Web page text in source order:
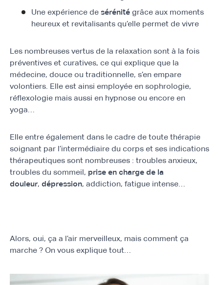
Une expérience de sérénité grâce aux moments
heureux et revitalisants qu’elle permet de vivre
Les nombreuses vertus de la relaxation sont à la fois
préventives et curatives, ce qui explique que la
médecine, douce ou traditionnelle, s’en empare
volontiers. Elle est ainsi employée en sophrologie,
réflexologie mais aussi en hypnose ou encore en
yoga…
Elle entre également dans le cadre de toute thérapie
soignant par l’intermédiaire du corps et ses indications
thérapeutiques sont nombreuses : troubles anxieux,
troubles du sommeil, prise en charge de la
douleur, dépression, addiction, fatigue intense…
Alors, oui, ça a l’air merveilleux, mais comment ça
marche ? On vous explique tout…